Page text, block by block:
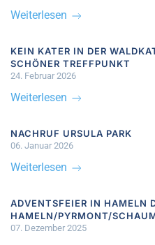
Weiterlesen
KEIN KATER IN DER
SCHÖNER TREFFPUNKT
24. Februar 2026
Weiterlesen
NACHRUF URSULA PARK
06. Januar 2026
Weiterlesen
ADVENTSFEIER IN HAMELN
HAMELN/PYRMONT/
07. Dezember 2025